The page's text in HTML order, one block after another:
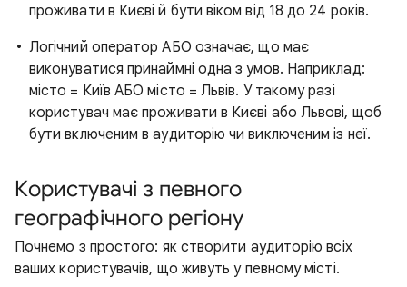
проживати в Києві й бути віком від 18 до 24 років.
Логічний оператор АБО означає, що має
виконуватися принаймні одна з умов. Наприклад:
місто = Київ АБО місто = Львів. У такому разі
користувач має проживати в Києві або Львові, щоб
бути включеним в аудиторію чи виключеним із неї.
Користувачі з певного
географічного регіону
Почнемо з простого: як створити аудиторію всіх
ваших користувачів, що живуть у певному місті.